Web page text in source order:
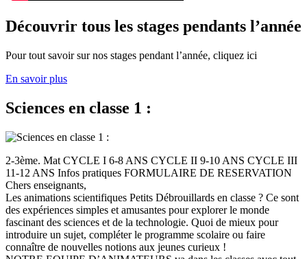
Découvrir tous les stages pendants l’année
Pour tout savoir sur nos stages pendant l’année, cliquez ici
En savoir plus
Sciences en classe 1 :
2-3ème. Mat CYCLE I 6-8 ANS CYCLE II 9-10 ANS CYCLE III
11-12 ANS Infos pratiques FORMULAIRE DE RESERVATION
Chers enseignants,
Les animations scientifiques Petits Débrouillards en classe ? Ce sont
des expériences simples et amusantes pour explorer le monde
fascinant des sciences et de la technologie. Quoi de mieux pour
introduire un sujet, compléter le programme scolaire ou faire
connaître de nouvelles notions aux jeunes curieux !